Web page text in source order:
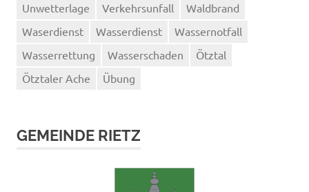
Unwetterlage
Verkehrsunfall
Waldbrand
Waserdienst
Wasserdienst
Wassernotfall
Wasserrettung
Wasserschaden
Ötztal
Ötztaler Ache
Übung
GEMEINDE RIETZ